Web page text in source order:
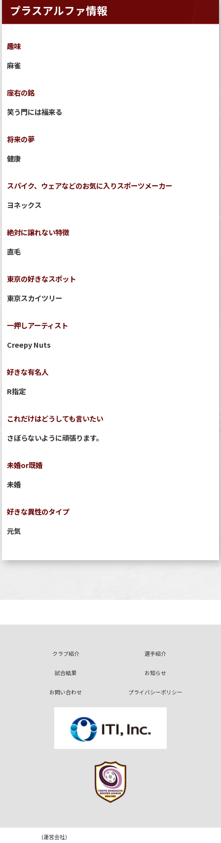
プラスアルファ情報
趣味
麻雀
座右の銘
笑う門には福来る
将来の夢
健康
スパイク、ウェアなどのお気に入りスポーツメーカー
ヨネックス
絶対に譲れない特徴
直毛
東京の好きなスポット
東京スカイツリー
一押しアーティスト
Creepy Nuts
好きな有名人
R指定
これだけはどうしても言いたい
さぼらないように頑張ります。
未婚or既婚
未婚
好きな異性のタイプ
元気
クラブ紹介 選手紹介
試合結果 お知らせ
お問い合わせ プライバシーポリシー
(運営会社)